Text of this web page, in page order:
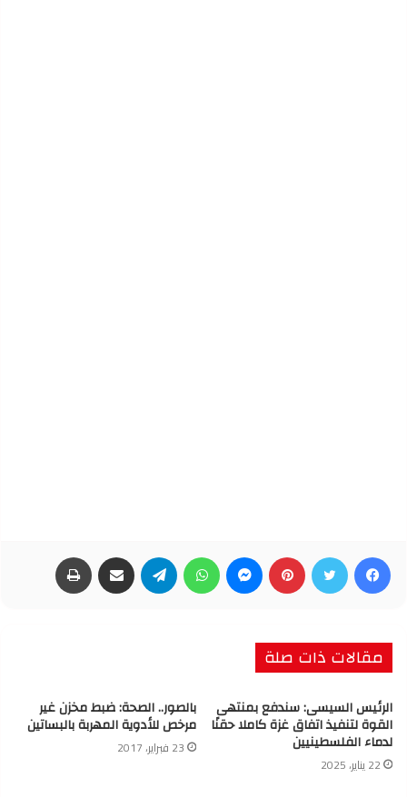
فيسبوك تويتر بينتيريست ماسنجر واتساب تيلقرام مشاركة عبر البريد
مقالات ذات صلة
الرئيس السيسى: سندفع بمنتهى
القوة لتنفيذ اتفاق غزة كاملا حقنًا
لدماء الفلسطينيين
22 يناير، 2025
بالصور.. الصحة: ضبط مخزن غير
مرخص للأدوية المهربة بالبساتين
23 فبراير، 2017